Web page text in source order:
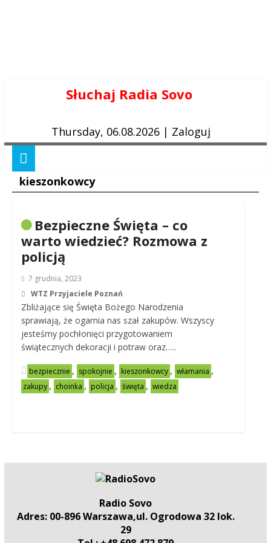
Słuchaj Radia Sovo
Thursday, 06.08.2026 | Zaloguj
kieszonkowcy
Bezpieczne Święta – co
warto wiedzieć? Rozmowa z
policją
7 grudnia, 2023
WTZ Przyjaciele Poznań
Zbliżające się Święta Bożego Narodzenia
sprawiają, że ogarnia nas szał zakupów. Wszyscy
jesteśmy pochłonięci przygotowaniem
świątecznych dekoracji i potraw oraz…..
bezpiecznie , spokojnie , kieszonkowcy , włamania ,
zakupy , choinka , policja , święta , wiedza
Radio Sovo
Adres: 00-896 Warszawa,ul. Ogrodowa 32 lok.
29